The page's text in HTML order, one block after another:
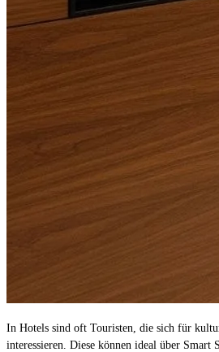
In Hotels sind oft Touristen, die sich für
interessieren. Diese können ideal über Smart